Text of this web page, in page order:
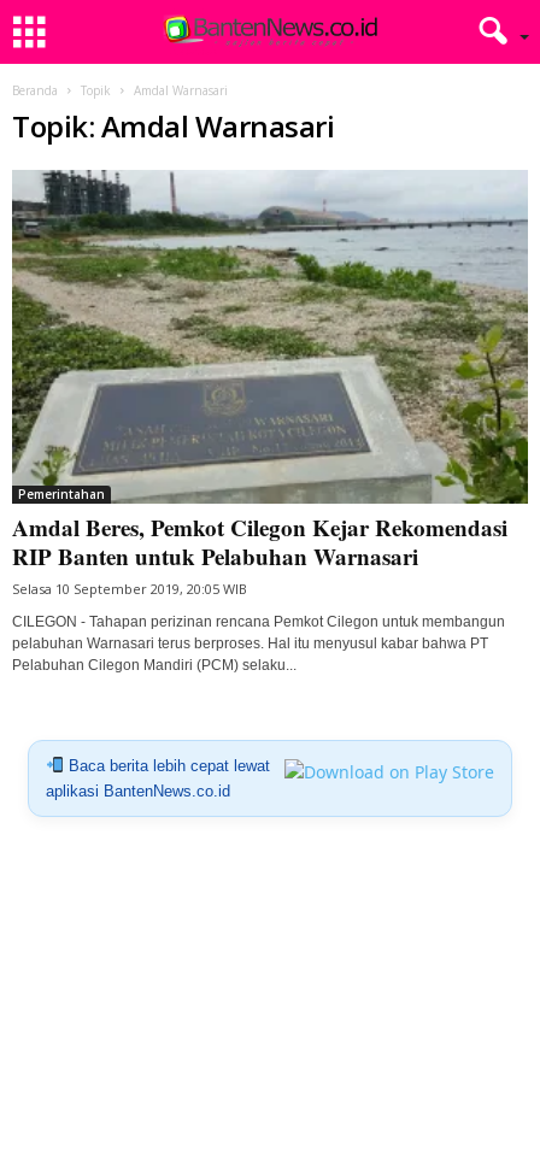
Beranda Topik Amdal Warnasari
Topik: Amdal Warnasari
Pemerintahan
Amdal Beres, Pemkot Cilegon Kejar Rekomendasi
RIP Banten untuk Pelabuhan Warnasari
Selasa 10 September 2019, 20:05 WIB
CILEGON - Tahapan perizinan rencana Pemkot Cilegon untuk membangun
pelabuhan Warnasari terus berproses. Hal itu menyusul kabar bahwa PT
Pelabuhan Cilegon Mandiri (PCM) selaku...
Baca berita lebih cepat lewat
aplikasi BantenNews.co.id